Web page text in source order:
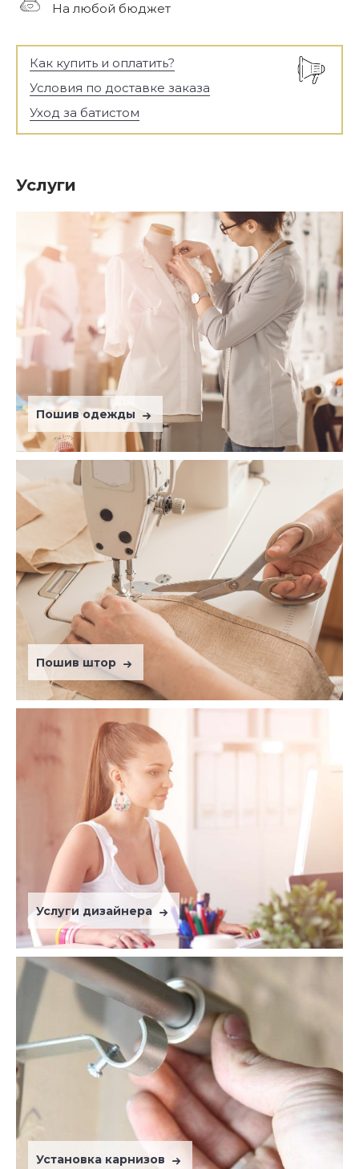
На любой бюджет
Как купить и оплатить?
Условия по доставке заказа
Уход за батистом
Услуги
Пошив одежды
Пошив штор
Услуги дизайнера
Установка карнизов